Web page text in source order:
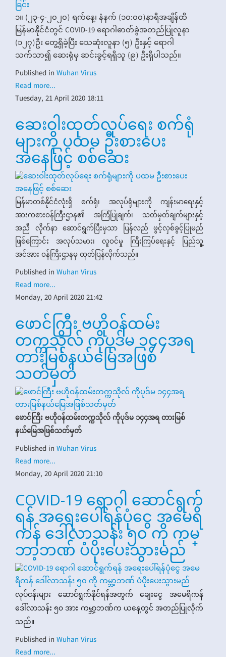
၁။ (၂၃-၄-၂၀၂၀) ရက်နေ့၊ နံနက် (၁၀:၀၀)နာရီအချိန်ထိ
မြန်မာနိုင်ငံတွင် COVID-19 ရောဂါဓာတ်ခွဲအတည်ပြုလူနာ
(၁၂၇)ဦး တွေ့ရှိခဲ့ပြီး သေဆုံးလူနာ (၅) ဦးနှင့် ရောဂါ
သက်သာ၍ ဆေးရုံမှ ဆင်းခွင့်ရရှိသူ (၉) ဦးရှိပါသည်။
Published inWuhan Virus
Read more...
Tuesday, 21 April 2020 18:11
ဆေးဝါးထုတ်လုပ်ရေး စက်ရုံ
များကို ပထမ ဦးစားပေး
အနေဖြင့် စစ်ဆေး
မြန်မာတစ်နိုင်ငံလုံးရှိ စက်ရုံ၊ အလုပ်ရုံများကို ကျန်းမာရေးနှင့်
အားကစားဝန်ကြီးဌာန၏ အကြံပြုချက်၊ သတ်မှတ်ချက်များနှင့်
အညီ လိုက်နာ ဆောင်ရွက်ပြီးမှသာ ပြန်လည် ဖွင့်လှစ်ခွင့်ပြုမည်
ဖြစ်ကြောင်း အလုပ်သမား၊ လူဝင်မှု ကြီးကြပ်ရေးနှင့် ပြည်သူ့
အင်အား ဝန်ကြီးဌာနမှ ထုတ်ပြန်လိုက်သည်။
Published inWuhan Virus
Read more...
Monday, 20 April 2020 21:42
ဖောင်ကြီး ဗဟိုဝန်ထမ်း
တက္ကသိုလ် ကိုပုဒ်မ ၁၄၄အရ
တားမြစ်နယ်မြေအဖြစ်
သတ်မှတ်
ဖောင်ကြီး ဗဟိုဝန်ထမ်းတက္ကသိုလ် ကိုပုဒ်မ ၁၄၄အရ တားမြစ်
နယ်မြေအဖြစ်သတ်မှတ်
Published inWuhan Virus
Read more...
Monday, 20 April 2020 21:10
COVID-19 ရောဂါ ဆောင်ရွက်
ရန် အရေးပေါ်ရန်ပုံငွေ အမေရိ
ကန် ဒေါ်လာသန်း ၅၀ ကို ကမ္
ဘာ့ဘဏ် ပံပိုးပေးသွားမည်
လုပ်ငန်းများ ဆောင်ရွက်နိုင်ရန်အတွက် ချေးငွေ အမေရိကန်
ဒေါ်လာသန်း ၅၀ အား ကမ္ဘာ့ဘဏ်က ယနေ့တွင် အတည်ပြုလိုက်
သည်။
Published inWuhan Virus
Read more...